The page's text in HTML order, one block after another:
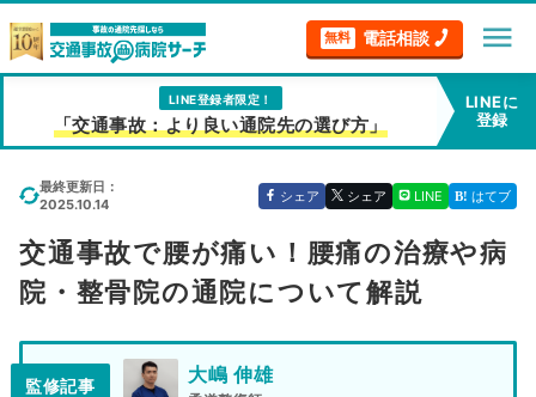
無料 電話相談 menu
LINE登録者限定！
「交通事故：より良い通院先の選び方」
LINEに
登録
最終更新日：
2025.10.14
シェア シェア LINE はてブ
交通事故で腰が痛い！腰痛の治療や病
院・整骨院の通院について解説
監修記事 大嶋 伸雄